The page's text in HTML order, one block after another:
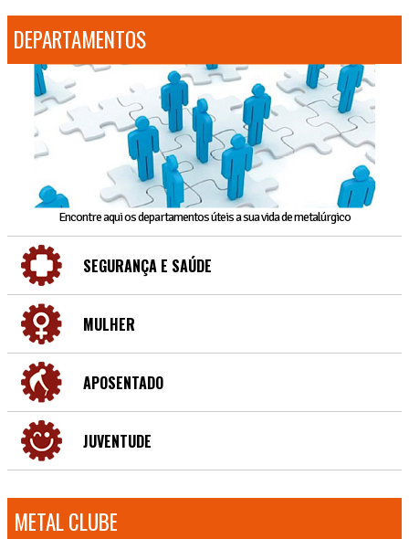
DEPARTAMENTOS
Encontre aqui os departamentos úteis a sua vida de metalúrgico
SEGURANÇA E SAÚDE
MULHER
APOSENTADO
JUVENTUDE
METAL CLUBE